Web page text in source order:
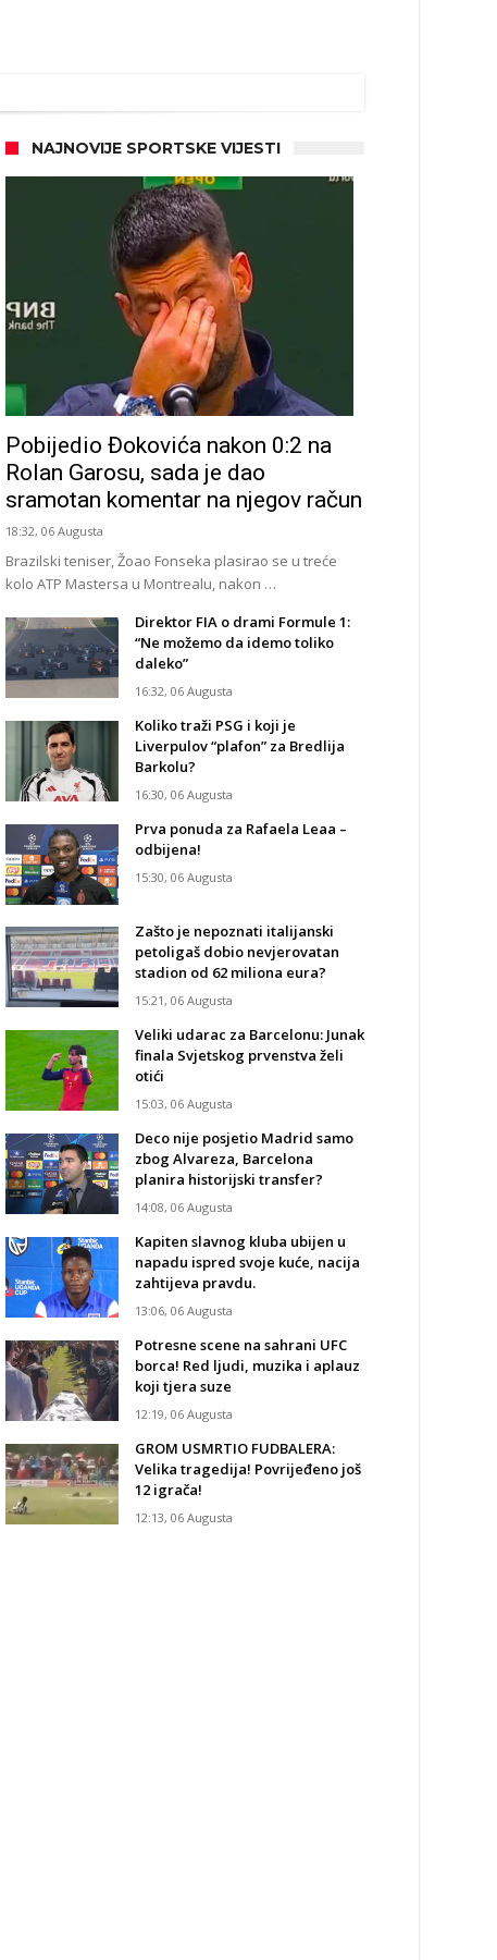
NAJNOVIJE SPORTSKE VIJESTI
Pobijedio Đokovića nakon 0:2 na
Rolan Garosu, sada je dao
sramotan komentar na njegov račun
18:32, 06 Augusta
Brazilski teniser, Žoao Fonseka plasirao se u treće
kolo ATP Mastersa u Montrealu, nakon …
Direktor FIA o drami Formule 1:
“Ne možemo da idemo toliko
daleko”
16:32, 06 Augusta
Koliko traži PSG i koji je
Liverpulov “plafon” za Bredlija
Barkolu?
16:30, 06 Augusta
Prva ponuda za Rafaela Leaa –
odbijena!
15:30, 06 Augusta
Zašto je nepoznati italijanski
petoligaš dobio nevjerovatan
stadion od 62 miliona eura?
15:21, 06 Augusta
Veliki udarac za Barcelonu: Junak
finala Svjetskog prvenstva želi
otići
15:03, 06 Augusta
Deco nije posjetio Madrid samo
zbog Alvareza, Barcelona
planira historijski transfer?
14:08, 06 Augusta
Kapiten slavnog kluba ubijen u
napadu ispred svoje kuće, nacija
zahtijeva pravdu.
13:06, 06 Augusta
Potresne scene na sahrani UFC
borca! Red ljudi, muzika i aplauz
koji tjera suze
12:19, 06 Augusta
GROM USMRTIO FUDBALERA:
Velika tragedija! Povrijeđeno još
12 igrača!
12:13, 06 Augusta